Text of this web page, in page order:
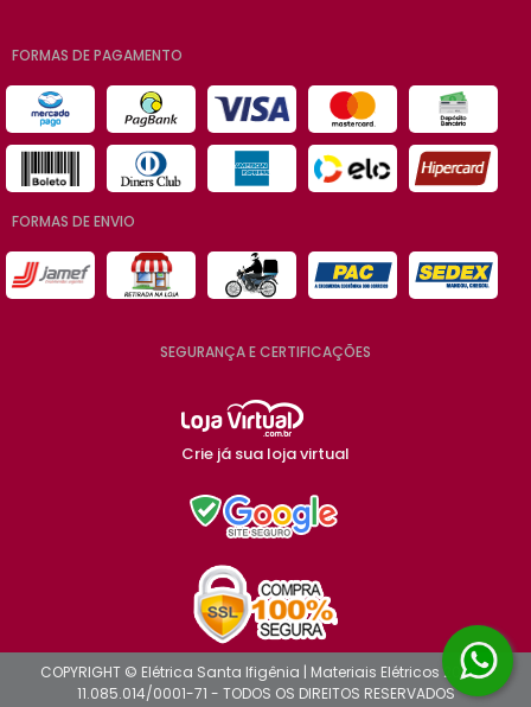
FORMAS DE PAGAMENTO
FORMAS DE ENVIO
SEGURANÇA E CERTIFICAÇÕES
Crie já sua loja virtual
COPYRIGHT © Elétrica Santa Ifigênia | Materiais Elétricos 2026 -
11.085.014/0001-71 - TODOS OS DIREITOS RESERVADOS